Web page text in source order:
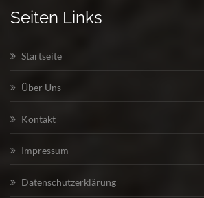
Seiten Links
Startseite
Über Uns
Kontakt
Impressum
Datenschutzerklärung